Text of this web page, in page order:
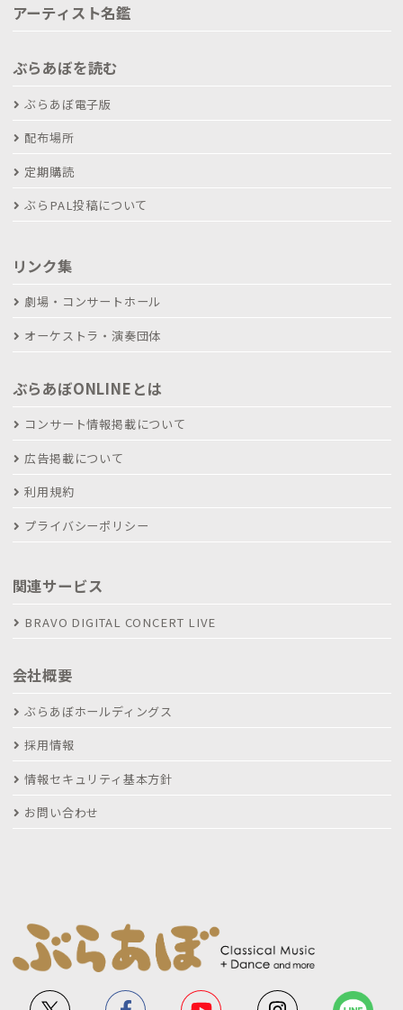
アーティスト名鑑
ぶらあぼを読む
ぶらあぼ電子版
配布場所
定期購読
ぶらPAL投稿について
リンク集
劇場・コンサートホール
オーケストラ・演奏団体
ぶらあぼONLINEとは
コンサート情報掲載について
広告掲載について
利用規約
プライバシーポリシー
関連サービス
BRAVO DIGITAL CONCERT LIVE
会社概要
ぶらあぼホールディングス
採用情報
情報セキュリティ基本方針
お問い合わせ